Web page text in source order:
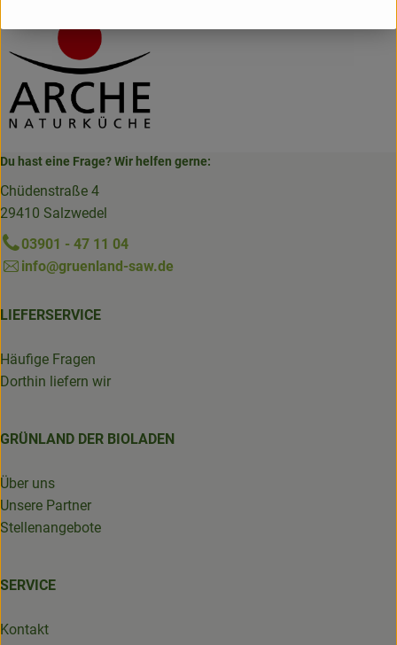
Du hast eine Frage? Wir helfen gerne:
Chüdenstraße 4
29410 Salzwedel
03901 - 47 11 04
info@gruenland-saw.de
LIEFERSERVICE
Häufige Fragen
Dorthin liefern wir
GRÜNLAND DER BIOLADEN
Über uns
Unsere Partner
Stellenangebote
SERVICE
Kontakt